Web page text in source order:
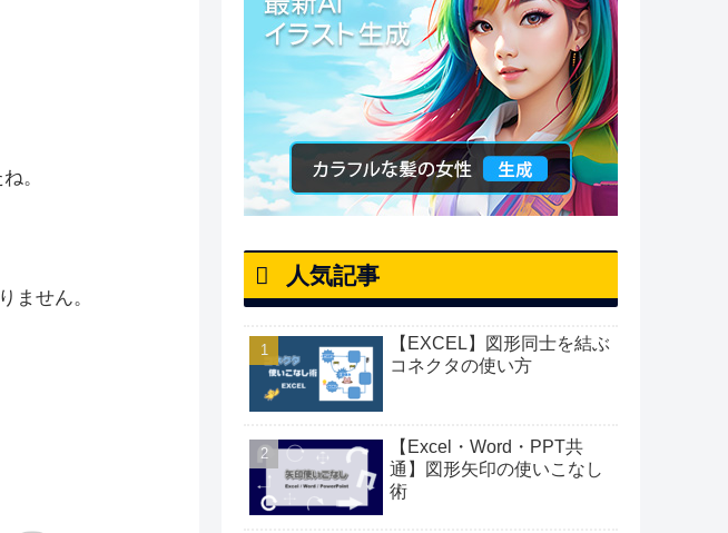
。
ません。
人気記事
【EXCEL】図形同士を結ぶ
コネクタの使い方
【Excel・Word・PPT共
通】図形矢印の使いこなし
術